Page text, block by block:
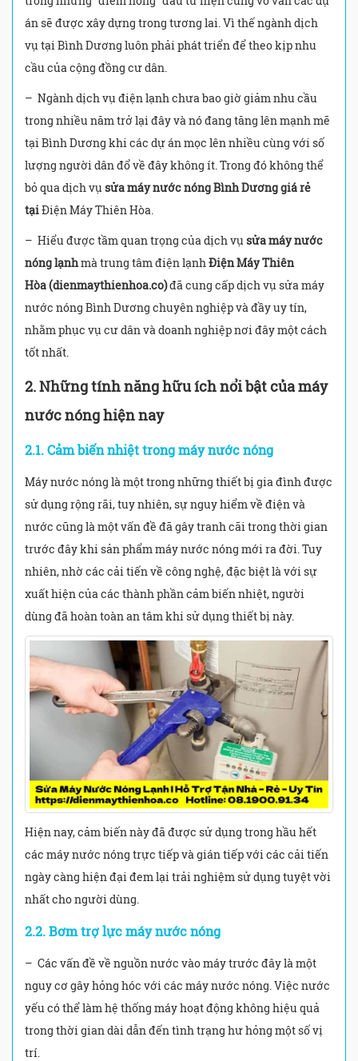
án sẽ được xây dựng trong tương lai. Vì thế ngành dịch
vụ tại Bình Dương luôn phải phát triển để theo kịp nhu
cầu của cộng đồng cư dân.
– Ngành dịch vụ điện lạnh chưa bao giờ giảm nhu cầu
trong nhiều năm trở lại đây và nó đang tăng lên mạnh mẽ
tại Bình Dương khi các dự án mọc lên nhiều cùng với số
lượng người dân đổ về đây không ít. Trong đó không thể
bỏ qua dịch vụ sửa máy nước nóng Bình Dương giá rẻ
tạiĐiện Máy Thiên Hòa.
– Hiểu được tầm quan trọng của dịch vụ sửa máy nước
nóng lạnhmà trung tâm điện lạnh Điện Máy Thiên
Hòa(dienmaythienhoa.co)đã cung cấp dịch vụ sửa máy
nước nóng Bình Dương chuyên nghiệp và đầy uy tín,
nhằm phục vụ cư dân và doanh nghiệp nơi đây một cách
tốt nhất.
2.Những tính năng hữu ích nổi bật của máy
nước nóng hiện nay
2.1. Cảm biến nhiệt trong máy nước nóng
Máy nước nóng là một trong những thiết bị gia đình được
sử dụng rộng rãi, tuy nhiên, sự nguy hiểm về điện và
nước cũng là một vấn đề đã gây tranh cãi trong thời gian
trước đây khi sản phẩm máy nước nóng mới ra đời. Tuy
nhiên, nhờ các cải tiến về công nghệ, đặc biệt là với sự
xuất hiện của các thành phần cảm biến nhiệt, người
dùng đã hoàn toàn an tâm khi sử dụng thiết bị này.
Hiện nay, cảm biến này đã được sử dụng trong hầu hết
các máy nước nóng trực tiếp và gián tiếp với các cải tiến
ngày càng hiện đại đem lại trải nghiệm sử dụng tuyệt vời
nhất cho người dùng.
2.2. Bơm trợ lực máy nước nóng
– Các vấn đề về nguồn nước vào máy trước đây là một
nguy cơ gây hỏng hóc với các máy nước nóng. Việc nước
yếu có thể làm hệ thống máy hoạt động không hiệu quả
trong thời gian dài dẫn đến tình trạng hư hỏng một số vị
trí.